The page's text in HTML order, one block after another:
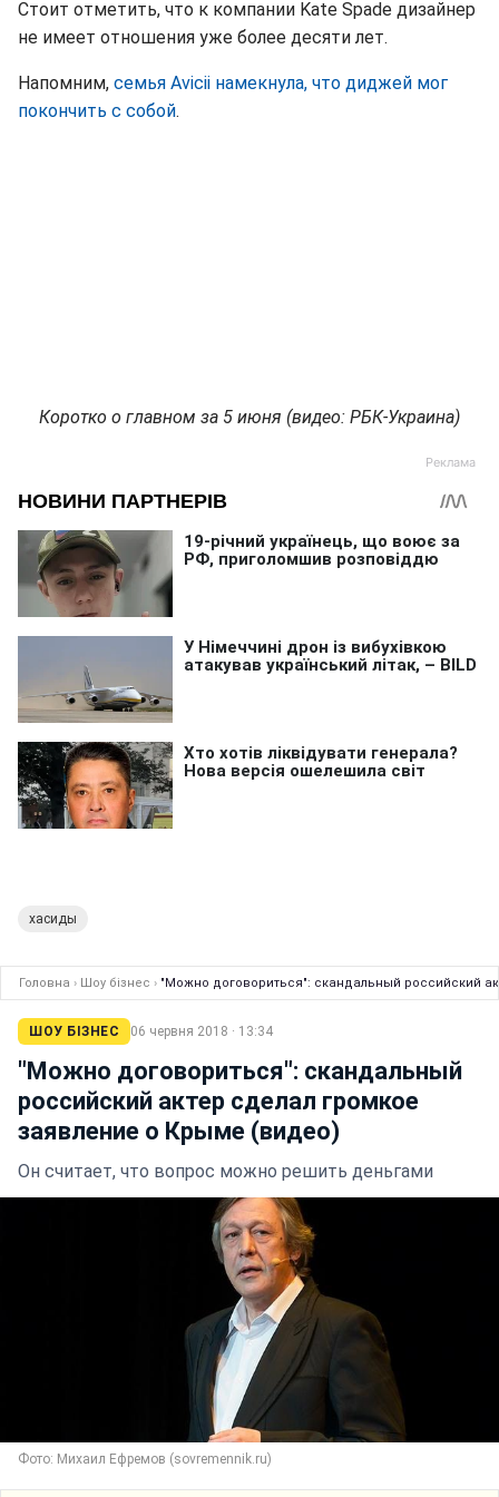
Стоит отметить, что к компании Kate Spade дизайнер
не имеет отношения уже более десяти лет.
Напомним, семья Avicii намекнула, что диджей мог
покончить с собой.
Коротко о главном за 5 июня (видео: РБК-Украина)
хасиды
Головна › Шоу бізнес › "Можно договориться": скандальный российский
ШОУ БІЗНЕС 06 червня 2018 · 13:34
"Можно договориться": скандальный
российский актер сделал громкое
заявление о Крыме (видео)
Он считает, что вопрос можно решить деньгами
Фото: Михаил Ефремов (sovremennik.ru)